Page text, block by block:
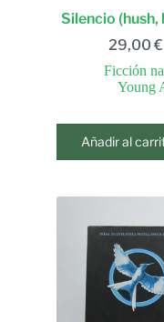
Silencio (hush,
29,00 €
Ficción
Young
Añadir al